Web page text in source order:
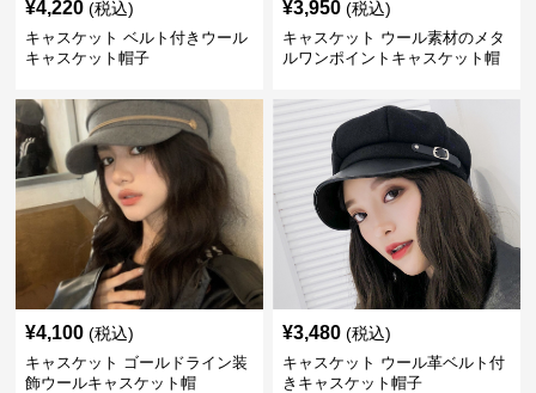
¥4,220 (税込)
キャスケット ベルト付きウール
キャスケット帽子
¥3,950 (税込)
キャスケット ウール素材のメタ
ルワンポイントキャスケット帽
¥4,100 (税込)
キャスケット ゴールドライン装
飾ウールキャスケット帽
¥3,480 (税込)
キャスケット ウール革ベルト付
きキャスケット帽子